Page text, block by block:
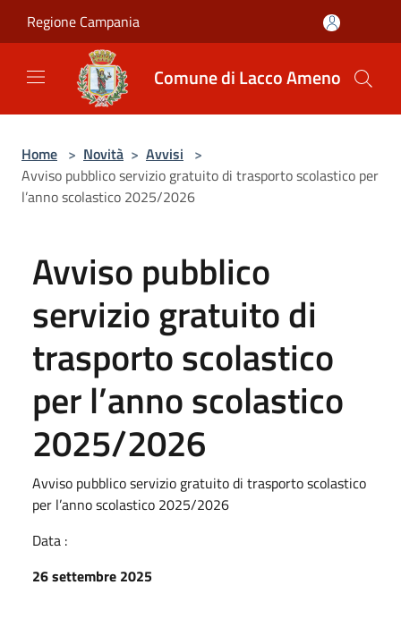
Regione Campania
Comune di Lacco Ameno
Home > Novità > Avvisi >
Avviso pubblico servizio gratuito di trasporto scolastico per
l’anno scolastico 2025/2026
Avviso pubblico
servizio gratuito di
trasporto scolastico
per l’anno scolastico
2025/2026
Avviso pubblico servizio gratuito di trasporto scolastico
per l’anno scolastico 2025/2026
Data :
26 settembre 2025